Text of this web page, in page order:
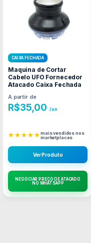
CAIXA FECHADA
Maquina de Cortar
Cabelo UFO Fornecedor
Atacado Caixa Fechada
A partir de
R$35,00 /un
★★★★★mais vendidos nos
marketplaces
Ver Produto
NEGOCIAR PREÇO DE ATACADO
NO WHATSAPP